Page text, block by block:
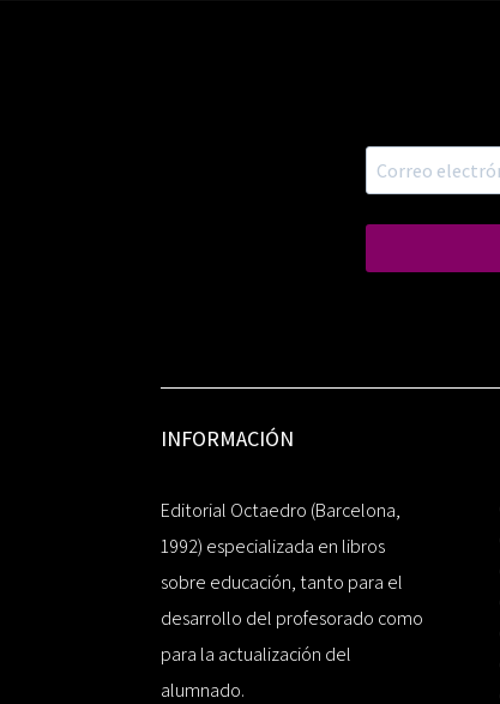
INFORMACIÓN
Editorial Octaedro (Barcelona,
1992) especializada en libros
sobre educación, tanto para el
desarrollo del profesorado como
para la actualización del
alumnado.